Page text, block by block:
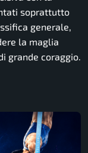
soprattutto
generale,
la maglia
grande coraggio.